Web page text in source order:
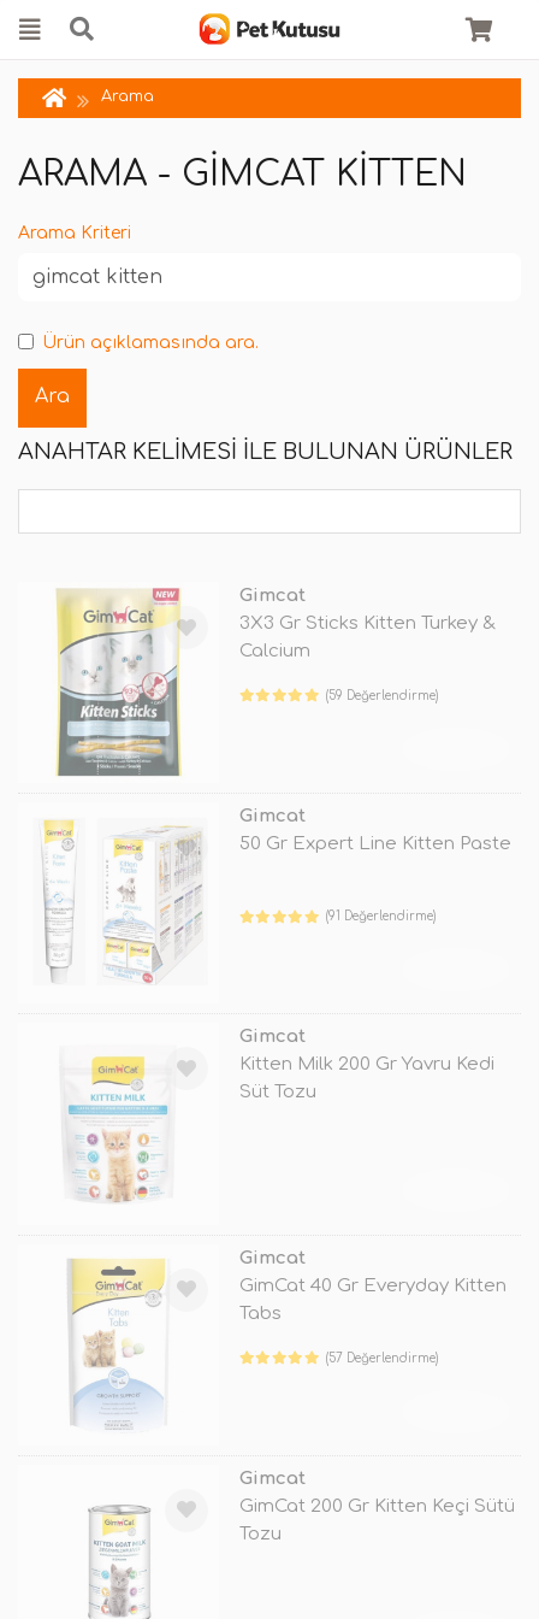
Arama
ARAMA - GIMCAT KITTEN
Arama Kriteri
Ürün açıklamasında ara.
ANAHTAR KELIMESI ILE BULUNAN ÜRÜNLER
Gimcat
3X3 Gr Sticks Kitten Turkey &
Calcium
(59 Değerlendirme)
Gimcat
50 Gr Expert Line Kitten Paste
(91 Değerlendirme)
Gimcat
Kitten Milk 200 Gr Yavru Kedi
Süt Tozu
Gimcat
GimCat 40 Gr Everyday Kitten
Tabs
(57 Değerlendirme)
Gimcat
GimCat 200 Gr Kitten Keçi Sütü
Tozu